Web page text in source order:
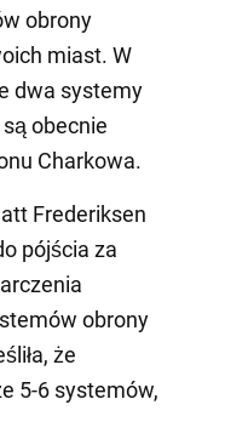
obrony
miast. W
dwa systemy
obecnie
Charkowa.
Frederiksen
pójścia za
obrony
że
5-6 systemów,